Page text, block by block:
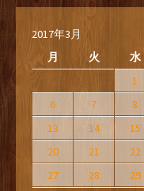
2017年3月
月
火 水
1
6
7 8
13
14 15
20
21 22
27
28 29